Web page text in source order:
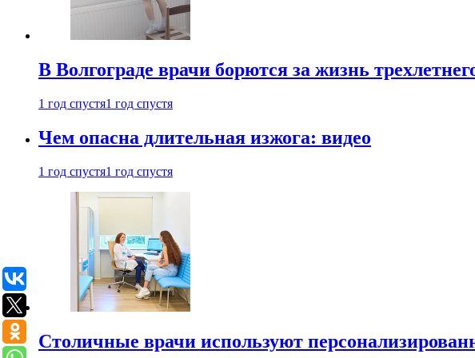
В Волгограде врачи борются за жизнь
1 год спустя1 год спустя
Чем опасна длительная изжога: видео
1 год спустя1 год спустя
Столичные врачи используют